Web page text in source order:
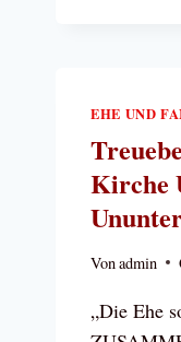
EHE UND
Kirche
Vonadmin
„Die Ehe